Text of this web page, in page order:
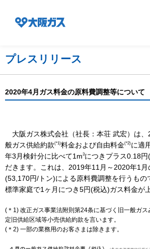
社会貢献
技術開発
サステナビリティ
プレスリリース
2020年4月ガス料金の原料費調整等について
大阪ガス株式会社（社長：本荘 武宏）は
般ガス供給約款(*1)料金および自由料金(*2)に適
年3月検針分に比べて1m3につきプラス0.18
だきます。これは、2019年11月～2020年1
(53,170円/トン)による原料費調整を行うもの
標準家庭で1ヶ月につき5円(税込)ガス料金が
(＊1) 改正ガス事業法附則第24条に基づく旧一般ガ
定旧供給区域等小売供給約款を言います。
(＊2) 一部の業務用のお客さまは除きます。